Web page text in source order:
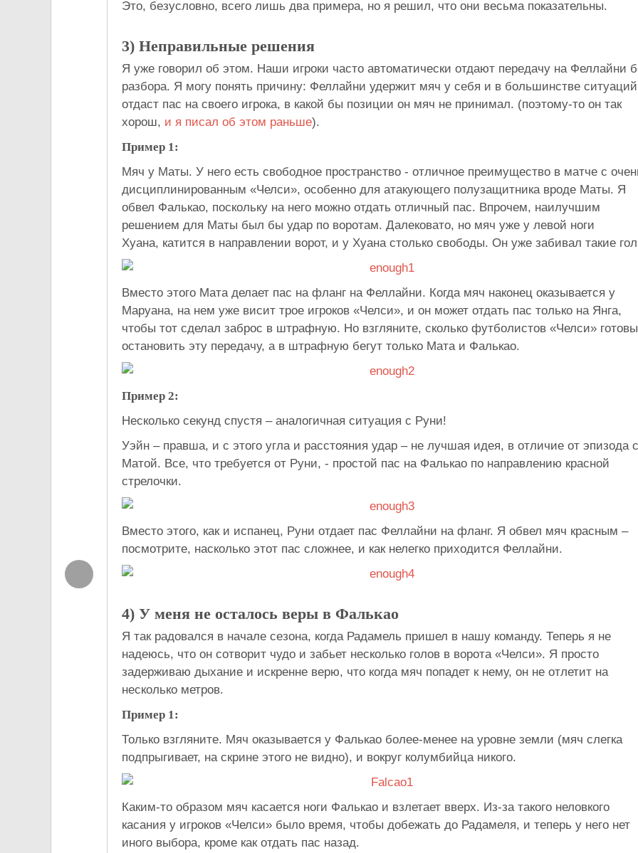
Это, безусловно, всего лишь два примера, но я решил, что они весьма показательны.
3) Неправильные решения
Я уже говорил об этом. Наши игроки часто автоматически отдают передачу на Феллайни
разбора. Я могу понять причину: Феллайни удержит мяч у себя и в большинстве ситуаций
отдаст пас на своего игрока, в какой бы позиции он мяч не принимал. (поэтому-то он так
хорош, и я писал об этом раньше).
Пример 1:
Мяч у Маты. У него есть свободное пространство - отличное преимущество в матче с
дисциплинированным «Челси», особенно для атакующего полузащитника вроде Маты. Я
обвел Фалькао, поскольку на него можно отдать отличный пас. Впрочем, наилучшим
решением для Маты был бы удар по воротам. Далековато, но мяч уже у левой ноги
Хуана, катится в направлении ворот, и у Хуана столько свободы. Он уже забивал такие
Вместо этого Мата делает пас на фланг на Феллайни. Когда мяч наконец оказывается у
Маруана, на нем уже висит трое игроков «Челси», и он может отдать пас только на Янга,
чтобы тот сделал заброс в штрафную. Но взгляните, сколько футболистов «Челси» готовы
остановить эту передачу, а в штрафную бегут только Мата и Фалькао.
Пример 2:
Несколько секунд спустя – аналогичная ситуация с Руни!
Уэйн – правша, и с этого угла и расстояния удар – не лучшая идея, в отличие от эпизода с
Матой. Все, что требуется от Руни, - простой пас на Фалькао по направлению красной
стрелочки.
Вместо этого, как и испанец, Руни отдает пас Феллайни на фланг. Я обвел мяч красным –
посмотрите, насколько этот пас сложнее, и как нелегко приходится Феллайни.
4) У меня не осталось веры в Фалькао
Я так радовался в начале сезона, когда Радамель пришел в нашу команду. Теперь я не
надеюсь, что он сотворит чудо и забьет несколько голов в ворота «Челси». Я просто
задерживаю дыхание и искренне верю, что когда мяч попадет к нему, он не отлетит на
несколько метров.
Пример 1:
Только взгляните. Мяч оказывается у Фалькао более-менее на уровне земли (мяч слегка
подпрыгивает, на скрине этого не видно), и вокруг колумбийца никого.
Каким-то образом мяч касается ноги Фалькао и взлетает вверх. Из-за такого неловкого
касания у игроков «Челси» было время, чтобы добежать до Радамеля, и теперь у него нет
иного выбора, кроме как отдать пас назад.